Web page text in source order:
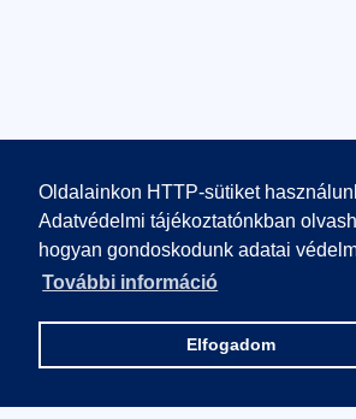
Oldalainkon HTTP-sütiket
Adatvédelmi tájékoztatónkban
hogyan gondoskodunk adatai
További információ
Elfogadom